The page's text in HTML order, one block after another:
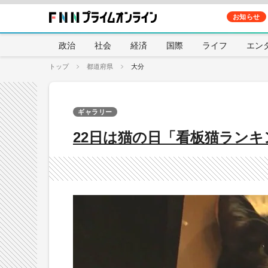
お知らせ
政治 社会 経済 国際 ライフ エン
トップ 都道府県 大分
22日は猫の日「看板猫ラン
ギャラリー